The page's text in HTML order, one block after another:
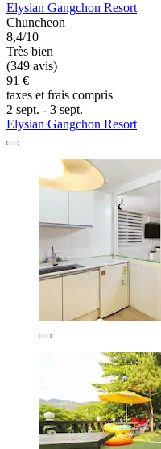
Elysian Gangchon Resort
Chuncheon
8,4/10
Très bien
(349 avis)
91 €
taxes et frais compris
2 sept. - 3 sept.
Elysian Gangchon Resort